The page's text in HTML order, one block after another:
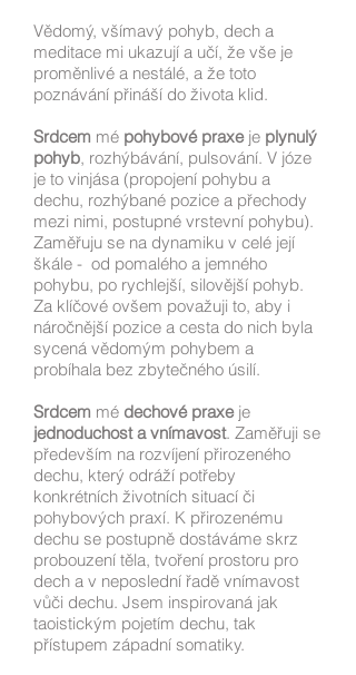
Vědomý, všímavý pohyb, dech a
meditace mi ukazují a učí, že vše je
proměnlivé a nestálé, a že toto
poznávání přináší do života klid.
Srdcem mé pohybové praxeje plynulý
pohyb, rozhýbávání, pulsování. V józe
je to vinjása (propojení pohybu a
dechu, rozhýbané pozice a přechody
mezi nimi, postupné vrstevní pohybu).
Zaměřuju se na dynamiku v celé její
škále - od pomalého a jemného
pohybu, po rychlejší, silovější pohyb.
Za klíčové ovšem považuji to, aby i
náročnější pozice a cesta do nich byla
sycená vědomým pohybem a
probíhala bez zbytečného úsilí.
Srdcem mé dechové praxeje
jednoduchost a vnímavost. Zaměřuji se
především na rozvíjení přirozeného
dechu, který odráží potřeby
konkrétních životních situací či
pohybových praxí. K přirozenému
dechu se postupně dostáváme skrz
probouzení těla, tvoření prostoru pro
dech a v neposlední řadě vnímavost
vůči dechu. Jsem inspirovaná jak
taoistickým pojetím dechu, tak
přístupem západní somatiky.